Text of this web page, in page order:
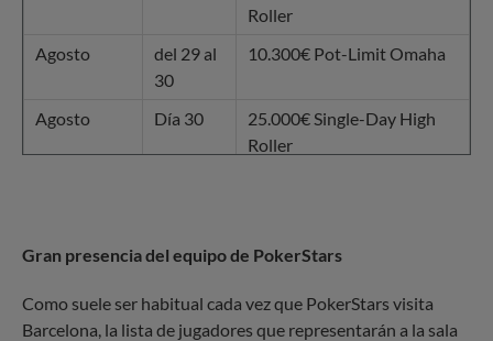
Roller
Agosto
del 29 al
30
10.300€ Pot-Limit Omaha
Agosto Día 30
25.000€ Single-Day High
Roller
Gran presencia del equipo de PokerStars
Como suele ser habitual cada vez que PokerStars visita
Barcelona, la lista de jugadores que representarán a la sala